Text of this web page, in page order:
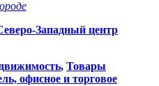
Западный центр
, Товары
офисное и торговое